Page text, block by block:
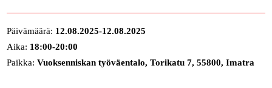
Päivämäärä: 12.08.2025-12.08.2025
Aika: 18:00-20:00
Paikka: Vuoksenniskan työväentalo, Torikatu 7, 55800, Imatra